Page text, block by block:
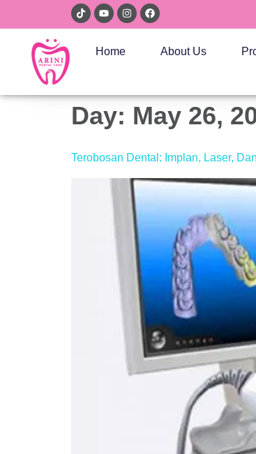
Home About Us
Day: May 26,
Terobosan Dental: Implan, Laser,